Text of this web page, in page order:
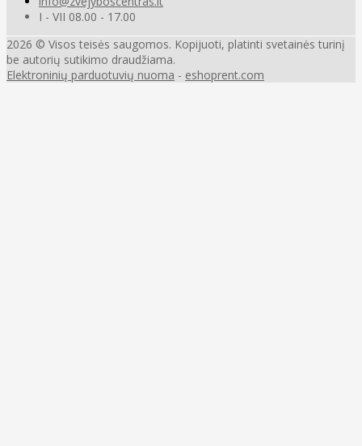
I - VII 08.00 - 17.00
2026 © Visos teisės saugomos. Kopijuoti, platinti svetainės turinį
be autorių sutikimo draudžiama.
Elektroninių parduotuvių nuoma - eshoprent.com